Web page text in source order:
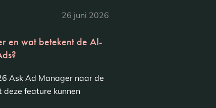
26 juni 2026
en wat betekent de AI-
Ask Ad Manager naar de
deze feature kunnen